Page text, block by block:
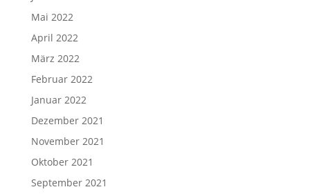
Mai 2022
April 2022
März 2022
Februar 2022
Januar 2022
Dezember 2021
November 2021
Oktober 2021
September 2021